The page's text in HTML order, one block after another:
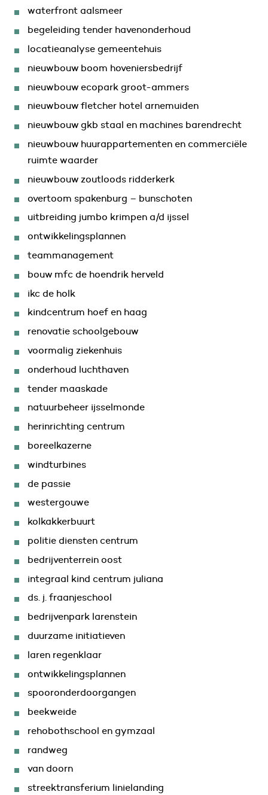
waterfront aalsmeer
begeleiding tender havenonderhoud
locatieanalyse gemeentehuis
nieuwbouw boom hoveniersbedrijf
nieuwbouw ecopark groot-ammers
nieuwbouw fletcher hotel arnemuiden
nieuwbouw gkb staal en machines barendrecht
nieuwbouw huurappartementen en commerciële
ruimte waarder
nieuwbouw zoutloods ridderkerk
overtoom spakenburg – bunschoten
uitbreiding jumbo krimpen a/d ijssel
ontwikkelingsplannen
teammanagement
bouw mfc de hoendrik herveld
ikc de holk
kindcentrum hoef en haag
renovatie schoolgebouw
voormalig ziekenhuis
onderhoud luchthaven
tender maaskade
natuurbeheer ijsselmonde
herinrichting centrum
boreelkazerne
windturbines
de passie
westergouwe
kolkakkerbuurt
politie diensten centrum
bedrijventerrein oost
integraal kind centrum juliana
ds. j. fraanjeschool
bedrijvenpark larenstein
duurzame initiatieven
laren regenklaar
ontwikkelingsplannen
spooronderdoorgangen
beekweide
rehobothschool en gymzaal
randweg
van doorn
streektransferium linielanding